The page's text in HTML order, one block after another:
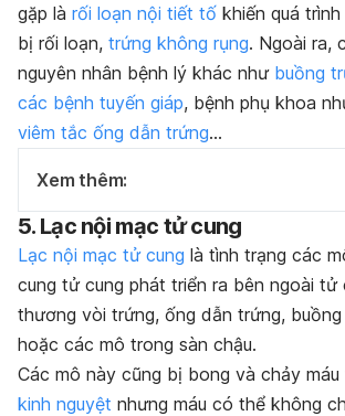
gặp là rối loạn nội tiết tố khiến quá
bị rối loạn, trứng không rụng. Ngoài ra,
nguyên nhân bệnh lý khác như buồng
các bệnh tuyến giáp, bệnh phụ khoa
viêm tắc ống dẫn trứng…
Xem thêm:
5. Lạc nội mạc tử cung
Lạc nội mạc tử cung là tình trạng các
cung tử cung phát triển ra bên ngoài tử
thương vòi trứng, ống dẫn trứng,
hoặc các mô trong sàn chậu.
Các mô này cũng bị bong và chảy máu
kinh nguyệt nhưng máu có thể không